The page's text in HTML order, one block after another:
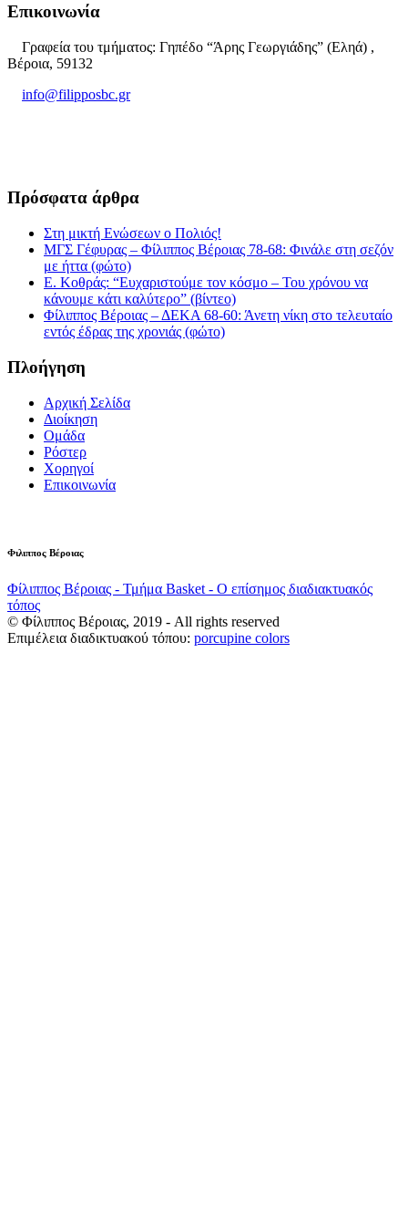
Επικοινωνία
Γραφεία του τμήματος: Γηπέδο “Άρης Γεωργιάδης” (Εληά) ,
Βέροια, 59132
info@filipposbc.gr
Πρόσφατα άρθρα
Στη μικτή Ενώσεων ο Πολιός!
ΜΓΣ Γέφυρας – Φίλιππος Βέροιας 78-68: Φινάλε στη σεζόν
με ήττα (φώτο)
Ε. Κοθράς: “Ευχαριστούμε τον κόσμο – Του χρόνου να
κάνουμε κάτι καλύτερο” (βίντεο)
Φίλιππος Βέροιας – ΔΕΚΑ 68-60: Άνετη νίκη στο τελευταίο
εντός έδρας της χρονιάς (φώτο)
Πλοήγηση
Αρχική Σελίδα
Διοίκηση
Ομάδα
Ρόστερ
Χορηγοί
Επικοινωνία
Φιλιππος Βέροιας
Φίλιππος Βέροιας - Τμήμα Basket - Ο επίσημος διαδιακτυακός
τόπος
© Φίλιππος Βέροιας, 2019 - All rights reserved
Επιμέλεια διαδικτυακού τόπου: porcupine colors